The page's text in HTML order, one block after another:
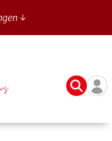
↓
- News
Suche